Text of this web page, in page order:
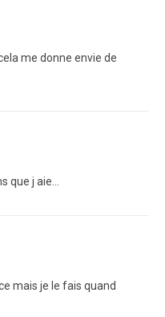
me donne envie de
que j aie…
mais je le fais quand